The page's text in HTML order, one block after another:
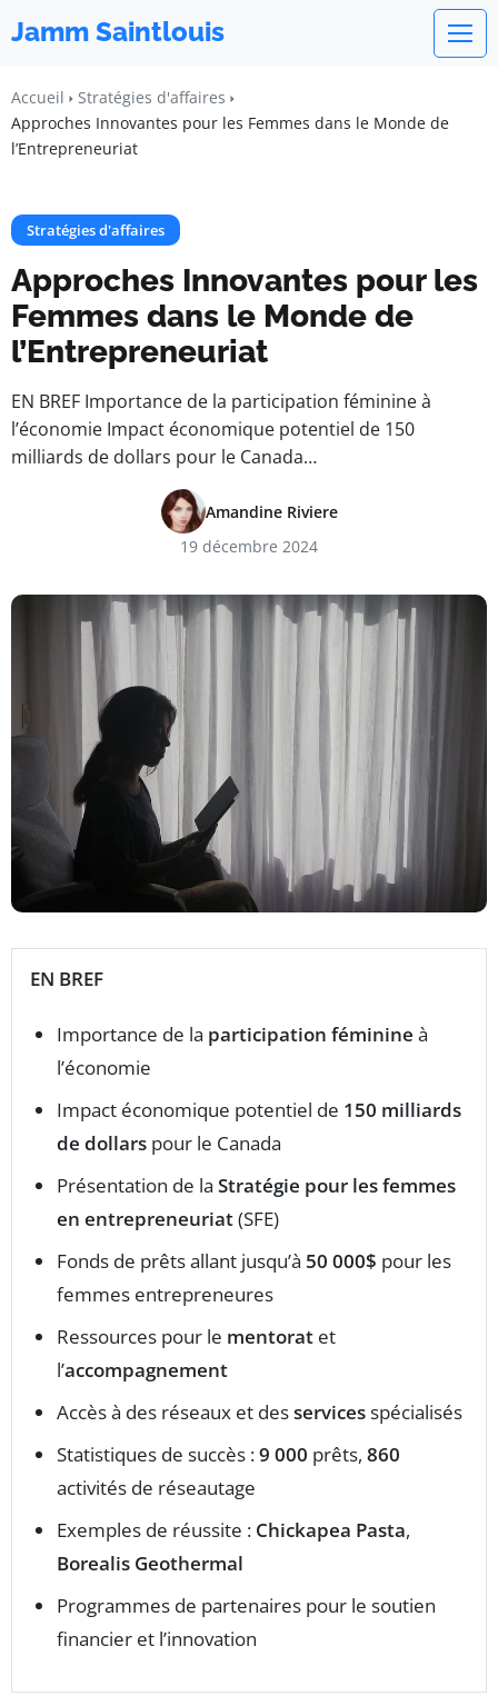
Jamm Saintlouis
Accueil
Stratégies d'affaires
Approches Innovantes pour les Femmes dans le Monde de
l’Entrepreneuriat
Stratégies d'affaires
Approches Innovantes pour les
Femmes dans le Monde de
l’Entrepreneuriat
EN BREF Importance de la participation féminine à
l’économie Impact économique potentiel de 150
milliards de dollars pour le Canada…
Amandine Riviere
19 décembre 2024
EN BREF
Importance de la participation féminine à
l’économie
Impact économique potentiel de 150 milliards
de dollars pour le Canada
Présentation de la Stratégie pour les femmes
en entrepreneuriat(SFE)
Fonds de prêts allant jusqu’à 50 000$ pour les
femmes entrepreneures
Ressources pour le mentorat et
l’accompagnement
Accès à des réseaux et desservicesspécialisés
Statistiques de succès :9 000 prêts, 860
activités de réseautage
Exemples de réussite : Chickapea Pasta,
Borealis Geothermal
Programmes de partenaires pour le soutien
financier et l’innovation